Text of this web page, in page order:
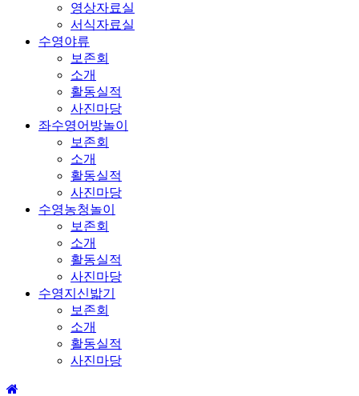
영상자료실
서식자료실
수영야류
보존회
소개
활동실적
사진마당
좌수영어방놀이
보존회
소개
활동실적
사진마당
수영농청놀이
보존회
소개
활동실적
사진마당
수영지신밟기
보존회
소개
활동실적
사진마당